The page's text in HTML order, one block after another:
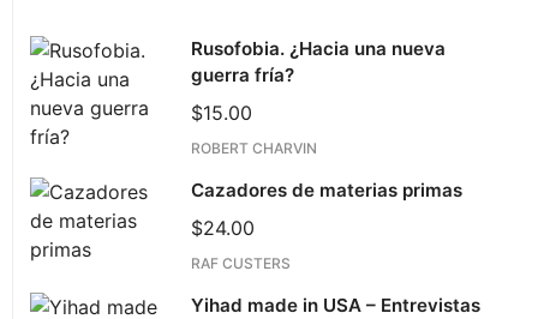
Rusofobia. ¿Hacia una nueva
guerra fría?
$15.00
ROBERT CHARVIN
Cazadores de materias primas
$24.00
RAF CUSTERS
Yihad made in USA – Entrevistas